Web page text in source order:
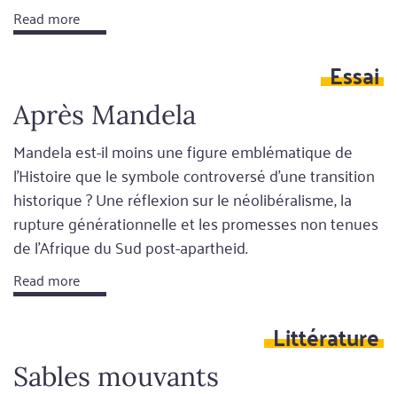
Read more
Essai
Après Mandela
Mandela est-il moins une figure emblématique de
l'Histoire que le symbole controversé d'une transition
historique ? Une réflexion sur le néolibéralisme, la
rupture générationnelle et les promesses non tenues
de l'Afrique du Sud post-apartheid.
Read more
Littérature
Sables mouvants